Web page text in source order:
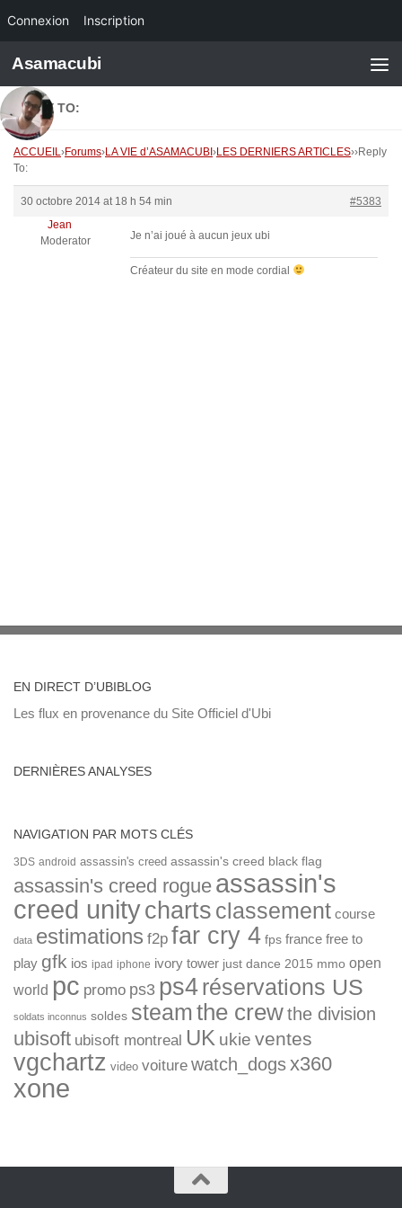
Connexion Inscription
Skip to content
Asamacubi
REPLY TO:
ACCUEIL›Forums›LA VIE d’ASAMACUBI ›LES DERNIERS ARTICLES››Reply
To:
30 octobre 2014 at 18 h 54 min
#5383
Jean
Moderator
Je n’ai joué à aucun jeux ubi
Créateur du site en mode cordial
EN DIRECT D’UBIBLOG
Les flux en provenance du Site Officiel d'Ubi
DERNIÈRES ANALYSES
NAVIGATION PAR MOTS CLÉS
3DS android assassin's creed assassin's creed black flag
assassin's creed rogue assassin's
creed unitycharts classement course
data estimations f2p far cry 4 fps france free to
play gfk ios ipad iphone ivory tower just dance 2015 mmo open
world pc promo ps3 ps4réservations US
soldats inconnus soldes steamthe crewthe division
ubisoft ubisoft montreal UK ukie ventes
vgchartz video voiture watch_dogsx360
xone